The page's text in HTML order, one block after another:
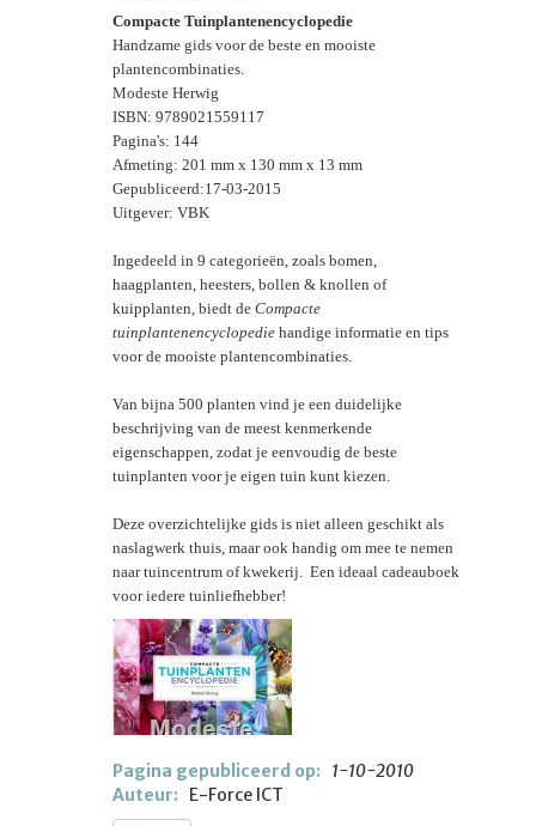
Compacte Tuinplantenencyclopedie
Handzame gids voor de beste en mooiste
plantencombinaties.
Modeste Herwig
ISBN: 9789021559117
Pagina's: 144
Afmeting: 201 mm x 130 mm x 13 mm
Gepubliceerd:17-03-2015
Uitgever: VBK
Ingedeeld in 9 categorieën, zoals bomen,
haagplanten, heesters, bollen & knollen of
kuipplanten, biedt de Compacte
tuinplantenencyclopedie handige informatie en tips
voor de mooiste plantencombinaties.
Van bijna 500 planten vind je een duidelijke
beschrijving van de meest kenmerkende
eigenschappen, zodat je eenvoudig de beste
tuinplanten voor je eigen tuin kunt kiezen.
Deze overzichtelijke gids is niet alleen geschikt als
naslagwerk thuis, maar ook handig om mee te nemen
naar tuincentrum of kwekerij. Een ideaal cadeauboek
voor iedere tuinliefhebber!
Pagina gepubliceerd op: 1-10-2010
Auteur: E-Force ICT